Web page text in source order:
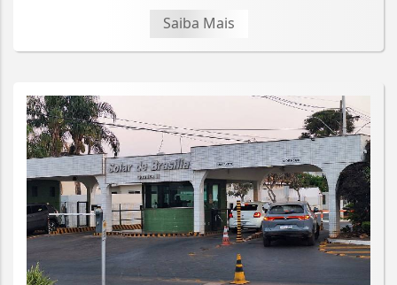
Saiba Mais